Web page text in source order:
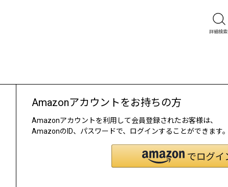
詳細検索
Amazonアカウントをお持ちの方
Amazonアカウントを利用して会員登録されたお客様は、
AmazonのID、パスワードで、ログインすることができます。